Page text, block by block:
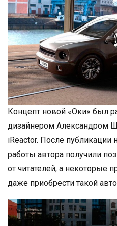
Концепт новой «Оки» был
дизайнером Александром
iReactor. После публикации
работы автора получили
от читателей, а некоторые
даже приобрести такой